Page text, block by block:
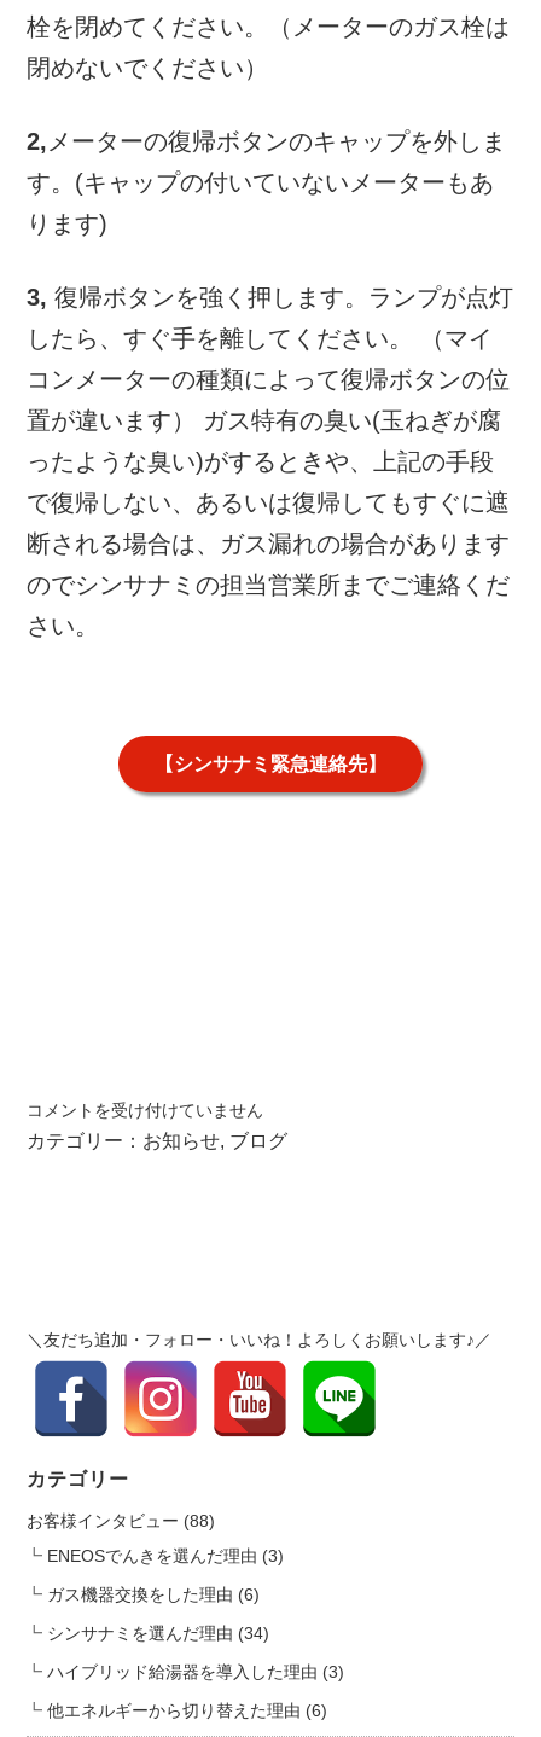
栓を閉めてください。（メーターのガス栓は
閉めないでください）
2, メーターの復帰ボタンのキャップを外しま
す。(キャップの付いていないメーターもあ
ります)
3, 復帰ボタンを強く押します。ランプが点灯
したら、すぐ手を離してください。 （マイ
コンメーターの種類によって復帰ボタンの位
置が違います） ガス特有の臭い(玉ねぎが腐
ったような臭い)がするときや、上記の手段
で復帰しない、あるいは復帰してもすぐに遮
断される場合は、ガス漏れの場合があります
のでシンサナミの担当営業所までご連絡くだ
さい。
【シンサナミ緊急連絡先】
寒
い
だ
さ
ス
が
え
な
湯
が
コメントを受け付けていません
カテゴリー： お知らせ, ブログ
＼友だち追加・フォロー・いいね！よろしくお願いします♪／
カテゴリー
お客様インタビュー (88)
ENEOSでんきを選んだ理由 (3)
ガス機器交換をした理由 (6)
シンサナミを選んだ理由 (34)
ハイブリッド給湯器を導入した理由 (3)
他エネルギーから切り替えた理由 (6)